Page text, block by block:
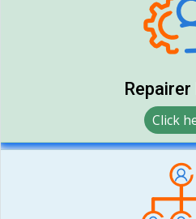
Click